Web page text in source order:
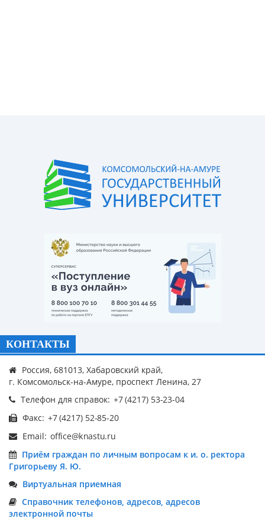
КОНТАКТЫ
Россия, 681013, Хабаровский край,
г. Комсомольск-на-Амуре, проспект Ленина, 27
Телефон для справок:
Факс:
Email:
Приём граждан по личным вопросам к и. о. ректора
Григорьеву Я. Ю.
Виртуальная приемная
Справочник телефонов, адресов, адресов
электронной почты